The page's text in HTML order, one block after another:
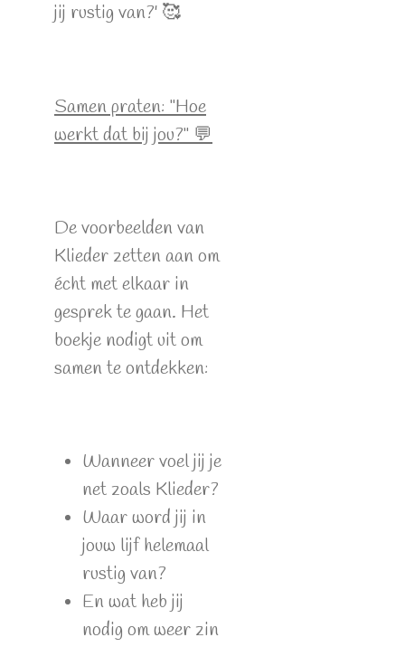
jij rustig van?' 🥰
Samen praten: "Hoe
werkt dat bij jou?" 💬
De voorbeelden van
Klieder zetten aan om
écht met elkaar in
gesprek te gaan. Het
boekje nodigt uit om
samen te ontdekken:
Wanneer voel jij je
net zoals Klieder?
Waar word jij in
jouw lijf helemaal
rustig van?
En wat heb jij
nodig om weer zin